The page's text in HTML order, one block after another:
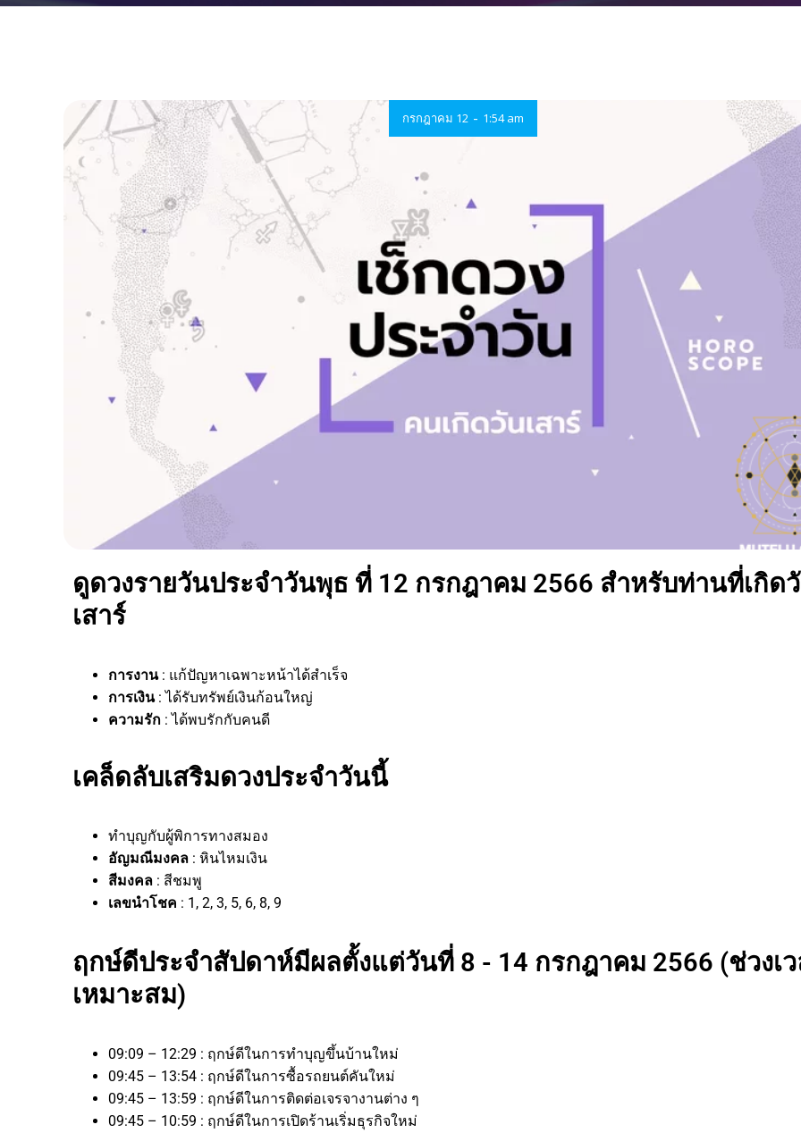
กรกฎาคม 12 - 1:54 am
ดูดวงรายวันประจำวันพุธ ที่ 12 กรกฎาคม 2566 สำหรับท่านที่เกิด
เสาร์
การงาน : แก้ปัญหาเฉพาะหน้าได้สำเร็จ
การเงิน : ได้รับทรัพย์เงินก้อนใหญ่
ความรัก : ได้พบรักกับคนดี
เคล็ดลับเสริมดวงประจำวันนี้
ทำบุญกับผู้พิการทางสมอง
อัญมณีมงคล : หินไหมเงิน
สีมงคล : สีชมพู
เลขนำโชค : 1, 2, 3, 5, 6, 8, 9
ฤกษ์ดีประจำสัปดาห์มีผลตั้งแต่วันที่ 8 - 14 กรกฎาคม 2566 (ช่วงเ
เหมาะสม)
09:09 – 12:29 : ฤกษ์ดีในการทำบุญขึ้นบ้านใหม่
09:45 – 13:54 : ฤกษ์ดีในการซื้อรถยนต์คันใหม่
09:45 – 13:59 : ฤกษ์ดีในการติดต่อเจรจางานต่าง ๆ
09:45 – 10:59 : ฤกษ์ดีในการเปิดร้านเริ่มธุรกิจใหม่